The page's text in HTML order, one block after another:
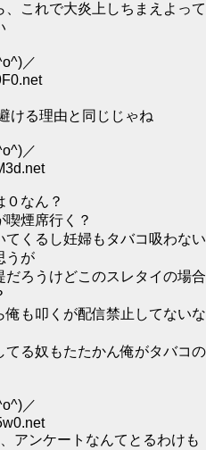
これで大炎上しちまえよって
／
ける理由と同じじゃね
／
０なん？
煙席行く？
くるし妊婦もタバコ吸わない
うが
ろうけどこのスレタイの場合
も叩くが配信禁止してないな
てる奴もたたかん俺がタバコの
／
アンケートなんてとるわけも